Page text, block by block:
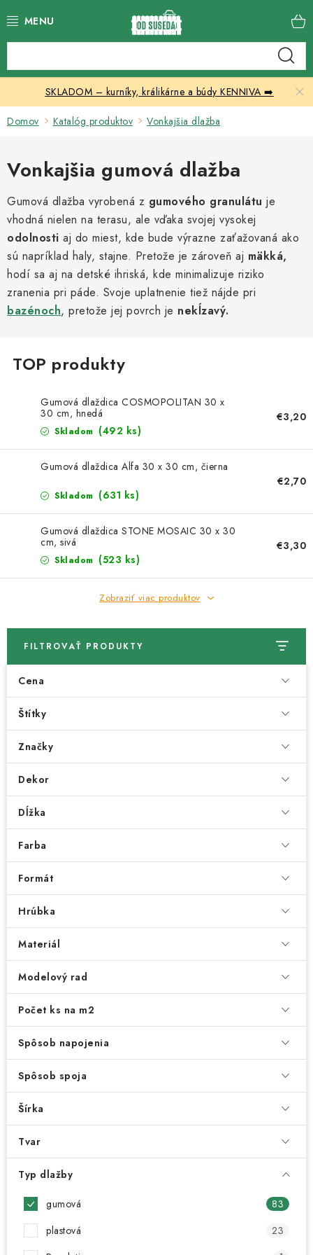
na
Skleníky
Chovateľské potreby
Prístrešky
Vonkajšia dlažba
Kontakty
Kachle
SKLADOM – kurníky, králikárne a búdy KENNIVA ➡️
Domov Katalóg produktov Vonkajšia dlažba
Vonkajšia gumová dlažba
Gumová dlažba vyrobená z gumového granulátu je
vhodná nielen na terasu, ale vďaka svojej vysokej
odolnosti aj do miest, kde bude výrazne zaťažovaná ako
sú napríklad haly, stajne. Pretože je zároveň aj mäkká,
hodí sa aj na detské ihriská, kde minimalizuje riziko
zranenia pri páde. Svoje uplatnenie tiež nájde pri
bazénoch, pretože jej povrch je nekĺzavý.
Gumová dlaždica COSMOPOLITAN 30 x
30 cm, hnedá
Skladom (492 ks)
€3,20
Gumová dlaždica Alfa 30 x 30 cm, čierna
Skladom (631 ks)
€2,70
Gumová dlaždica STONE MOSAIC 30 x 30
cm, sivá
Skladom (523 ks)
€3,30
Zobraziť viac produktov
FILTROVAŤ PRODUKTY
Cena
Štítky
Značky
Dekor
Dĺžka
Farba
Formát
Hrúbka
Materiál
Modelový rad
Počet ks na m2
Spôsob napojenia
Spôsob spoja
Šírka
Tvar
Typ dlažby
gumová
83
plastová
23